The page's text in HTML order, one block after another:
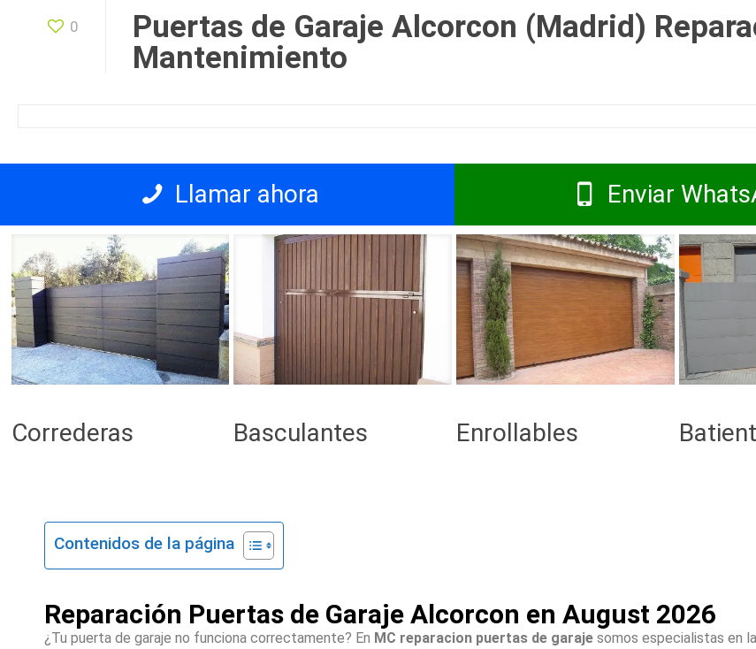
0
Puertas de Garaje Alcorcon (Madrid)
Mantenimiento
Llamar ahora Enviar
Correderas Basculantes Enrollables
Contenidos de la página
Reparación Puertas de Garaje Alcorcon en August 2026
¿Tu puerta de garaje no funciona correctamente? En MC reparacion puertas de garaje somos especialistas en la